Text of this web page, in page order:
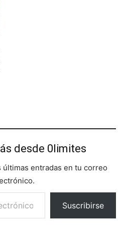
desde 0limites
entradas en tu correo
Suscribirse